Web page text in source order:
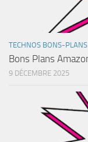
TECHNOS BONS-PLANS
Bons Plans
9 DÉCEMBRE 2025